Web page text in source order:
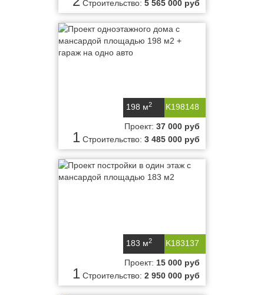
Строительство: 5 565 000 руб
K198148
198 м2
1
Проект: 37 000 руб
Строительство: 3 485 000 руб
K183137
183 м2
1
Проект: 15 000 руб
Строительство: 2 950 000 руб